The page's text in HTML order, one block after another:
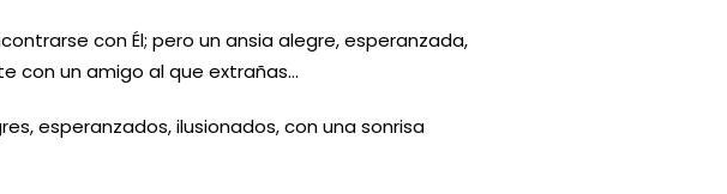
con Él; pero un ansia alegre, esperanzada,
con un amigo al que extrañas…
esperanzados, ilusionados, con una sonrisa